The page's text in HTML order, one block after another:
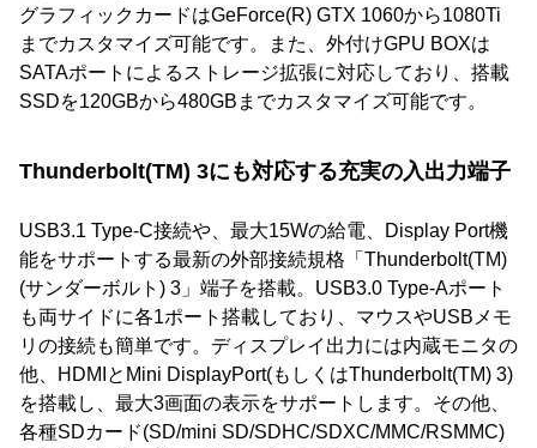
グラフィックカードはGeForce(R) GTX 1060から1080Ti
までカスタマイズ可能です。また、外付けGPU BOXは
SATAポートによるストレージ拡張に対応しており、搭載
SSDを120GBから480GBまでカスタマイズ可能です。
Thunderbolt(TM) 3にも対応する充実の入出力端子
USB3.1 Type-C接続や、最大15Wの給電、Display Port機
能をサポートする最新の外部接続規格「Thunderbolt(TM)
(サンダーボルト) 3」端子を搭載。USB3.0 Type-Aポート
も両サイドに各1ポート搭載しており、マウスやUSBメモ
リの接続も簡単です。ディスプレイ出力には内蔵モニタの
他、HDMIとMini DisplayPort(もしくはThunderbolt(TM) 3)
を搭載し、最大3画面の表示をサポートします。その他、
各種SDカード(SD/mini SD/SDHC/SDXC/MMC/RSMMC)